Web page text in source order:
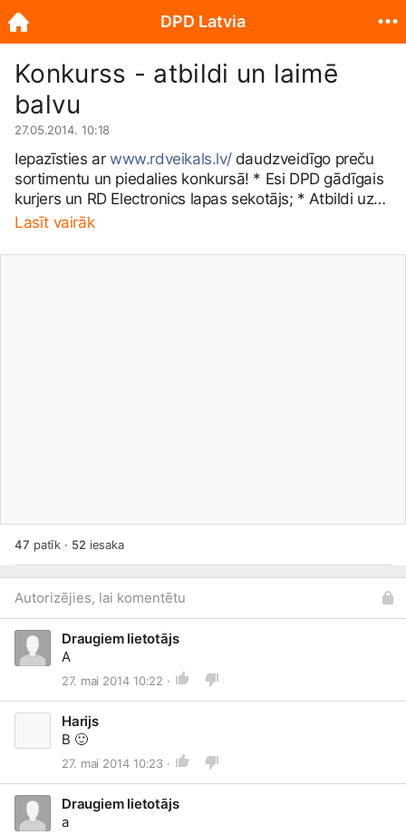
Konkurss - atbildi un laimē
balvu
27.05.2014. 10:18
Iepazīsties ar www.rdveikals.lv/daudzveidīgo preču
sortimentu un piedalies konkursā! * Esi DPD gādīgais
kurjers un RD Electronics lapas sekotājs; * Atbildi uz
jautājumu - kurš no attēlā redzamajiem smartfoniem
veikalāwww.rdveikals.lv/? a) GIGABYTE GSmart Saga
Lasīt vairāk
47 patīk · 52 iesaka
Autorizējies, lai komentētu
Draugiem lietotājs
A
27. mai 2014 10:22 ·
Harijs
B 🙂
27. mai 2014 10:23 ·
Draugiem lietotājs
a
DPD Latvia